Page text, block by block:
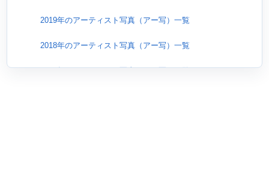
2019年のアーティスト写真（アー写）一覧
2018年のアーティスト写真（アー写）一覧
2017年のアーティスト写真（アー写）一覧